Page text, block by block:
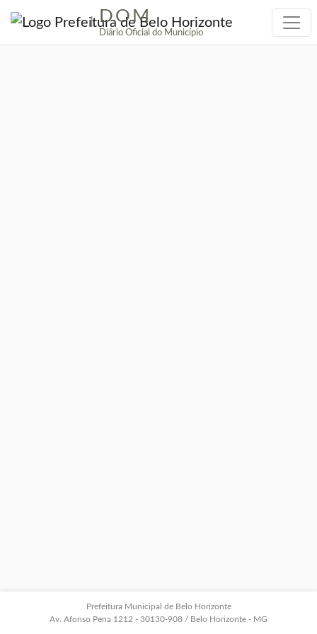
| DOM
Diário Oficial do Município
Prefeitura Municipal de Belo Horizonte
Av. Afonso Pena 1212 - 30130-908 / Belo Horizonte - MG